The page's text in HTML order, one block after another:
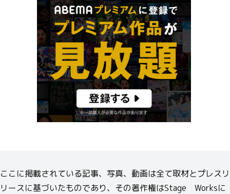
ここに掲載されている記事、写真、動画は全て取材とプレスリ
リースに基づいたものであり、その著作権はStage Worksに